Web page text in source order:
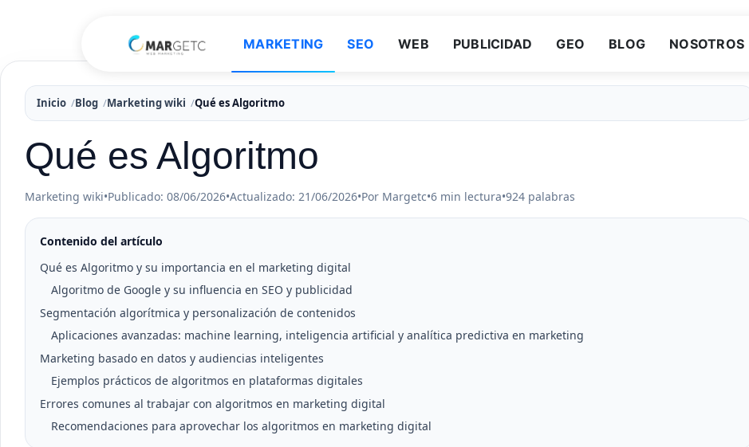
MARKETING SEO WEB PUBLICIDAD GEO BLOG NOSOTROS
Inicio Blog Marketing wiki Qué es Algoritmo
Qué es Algoritmo
Marketing wiki•Publicado: 08/06/2026•Actualizado: 21/06/2026•Por Margetc•6 min lectura•924 palabras
Contenido del artículo
Qué es Algoritmo y su importancia en el marketing digital
Algoritmo de Google y su influencia en SEO y publicidad
Segmentación algorítmica y personalización de contenidos
Aplicaciones avanzadas: machine learning, inteligencia artificial y analítica predictiva en marketing
Marketing basado en datos y audiencias inteligentes
Ejemplos prácticos de algoritmos en plataformas digitales
Errores comunes al trabajar con algoritmos en marketing digital
Recomendaciones para aprovechar los algoritmos en marketing digital